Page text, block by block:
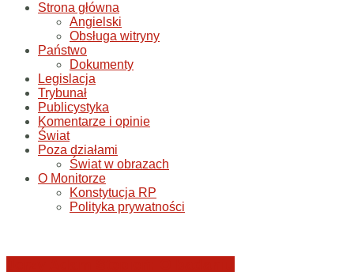
Strona główna
Angielski
Obsługa witryny
Państwo
Dokumenty
Legislacja
Trybunał
Publicystyka
Komentarze i opinie
Świat
Poza działami
Świat w obrazach
O Monitorze
Konstytucja RP
Polityka prywatności